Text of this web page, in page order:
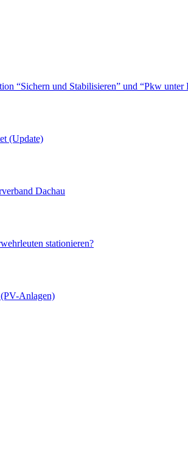
“Sichern und Stabilisieren” und “Pkw unter
(Update)
Dachau
stationieren?
Anlagen)